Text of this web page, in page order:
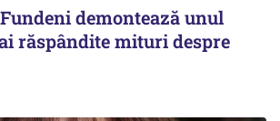
demontează unul
răspândite mituri despre